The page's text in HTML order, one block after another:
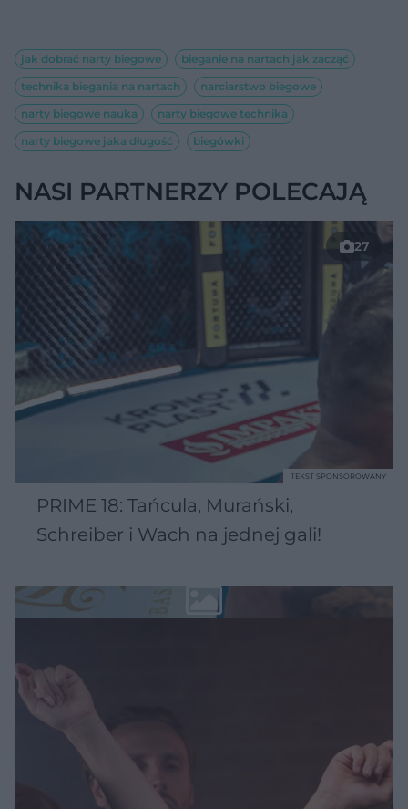
jak dobrać narty biegowe
bieganie na nartach jak zacząć
technika biegania na nartach
narciarstwo biegowe
narty biegowe nauka
narty biegowe technika
narty biegowe jaka długość
biegówki
NASI PARTNERZY POLECAJĄ
27
PRIME 18: Tańcula, Murański,
Schreiber i Wach na jednej gali!
TEKST SPONSOROWANY